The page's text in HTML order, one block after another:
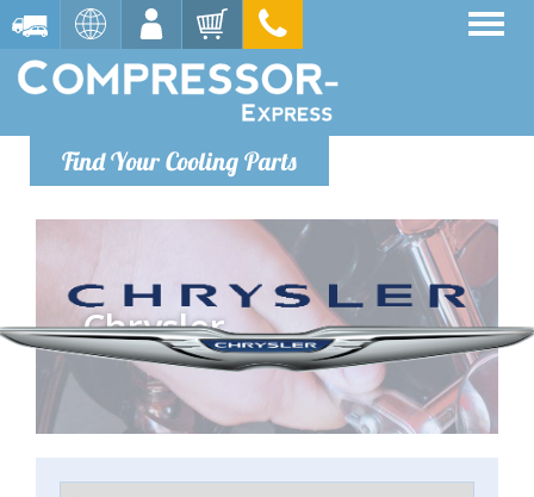
Find Your Cooling Parts
Chrysler